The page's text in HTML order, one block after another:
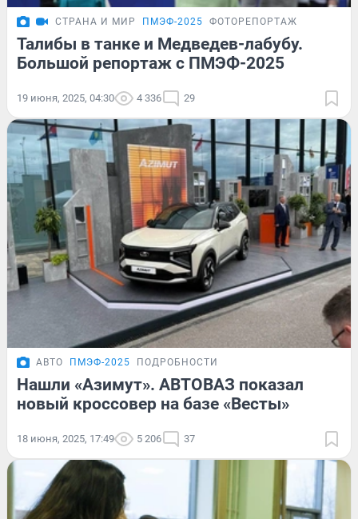
СТРАНА И МИР ПМЭФ-2025 ФОТОРЕПОРТАЖ
Талибы в танке и Медведев-лабубу.
Большой репортаж с ПМЭФ-2025
19 июня, 2025, 04:30 4 336 29
АВТО ПМЭФ-2025 ПОДРОБНОСТИ
Нашли «Азимут». АВТОВАЗ показал
новый кроссовер на базе «Весты»
18 июня, 2025, 17:49 5 206 37